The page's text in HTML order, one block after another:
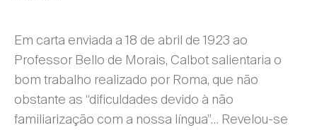
Em carta enviada a 18 de abril de 1923 ao
Professor Bello de Morais, Calbot salientaria o
bom trabalho realizado por Roma, que não
obstante as “dificuldades devido à não
familiarização com a nossa língua”… Revelou-se